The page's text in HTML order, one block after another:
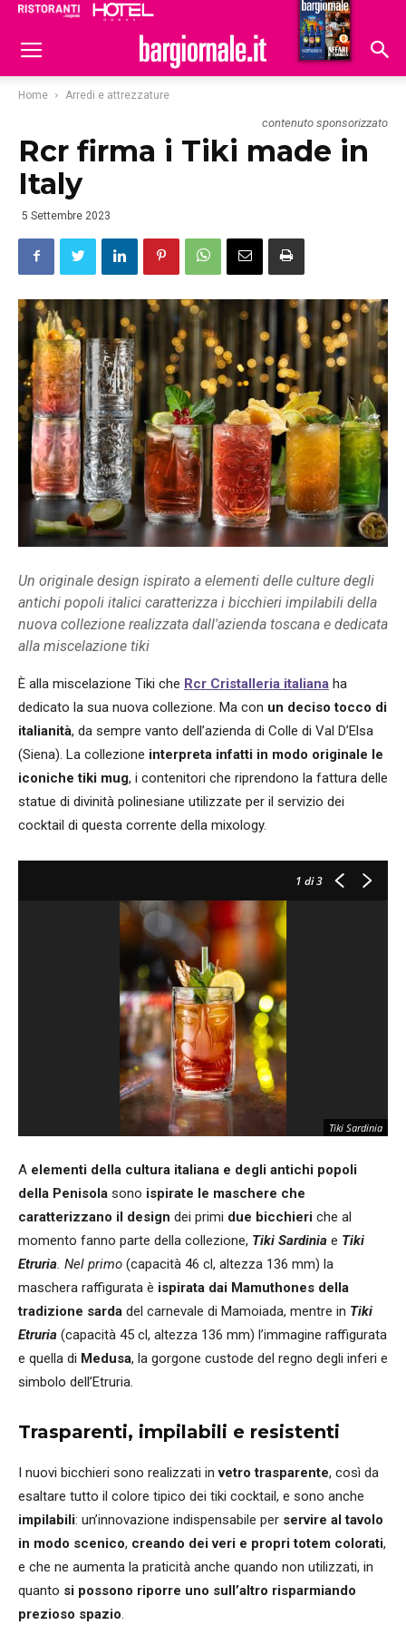
Hoteldomani
Home Arredi e attrezzature
contenuto sponsorizzato
Rcr firma i Tiki made in
Italy
5 Settembre 2023
Un originale design ispirato a elementi delle culture degli
antichi popoli italici caratterizza i bicchieri impilabili della
nuova collezione realizzata dall'azienda toscana e dedicata
alla miscelazione tiki
È alla miscelazione Tiki che Rcr Cristalleria italiana ha
dedicato la sua nuova collezione. Ma con un deciso tocco di
italianità, da sempre vanto dell’azienda di Colle di Val D’Elsa
(Siena). La collezione interpreta infatti in modo originale le
iconiche tiki mug, i contenitori che riprendono la fattura delle
statue di divinità polinesiane utilizzate per il servizio dei
cocktail di questa corrente della mixology.
1 di 3
Tiki Sardinia
A elementi della cultura italiana e degli antichi popoli
della Penisola sono ispirate le maschere che
caratterizzano il design dei primi due bicchieri che al
momento fanno parte della collezione, Tiki Sardinia e Tiki
Etruria. Nel primo (capacità 46 cl, altezza 136 mm) la
maschera raffigurata è ispirata dai Mamuthones della
tradizione sarda del carnevale di Mamoiada, mentre in Tiki
Etruria (capacità 45 cl, altezza 136 mm) l’immagine raffigurata
e quella di Medusa, la gorgone custode del regno degli inferi e
simbolo dell’Etruria.
Trasparenti, impilabili e resistenti
I nuovi bicchieri sono realizzati invetro trasparente, così da
esaltare tutto il colore tipico dei tiki cocktail, e sono anche
impilabili: un’innovazione indispensabile per servire al tavolo
in modo scenico, creando dei veri e propri totem colorati,
e che ne aumenta la praticità anche quando non utilizzati, in
quanto si possono riporre uno sull’altro risparmiando
prezioso spazio.